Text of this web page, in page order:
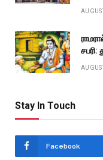
Stay In Touch
Facebook